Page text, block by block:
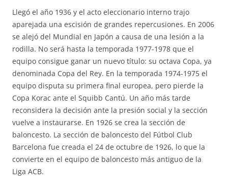
Llegó el año 1936 y el acto eleccionario interno trajo
aparejada una escisión de grandes repercusiones. En 2006
se alejó del Mundial en Japón a causa de una lesión a la
rodilla. No será hasta la temporada 1977-1978 que el
equipo consigue ganar un nuevo título: su octava Copa, ya
denominada Copa del Rey. En la temporada 1974-1975 el
equipo disputa su primera final europea, pero pierde la
Copa Korac ante el Squibb Cantú. Un año más tarde
reconsidera la decisión ante la presión social y la sección
vuelve a instaurarse. En 1926 se crea la sección de
baloncesto. La sección de baloncesto del Fútbol Club
Barcelona fue creada el 24 de octubre de 1926, lo que la
convierte en el equipo de baloncesto más antiguo de la
Liga ACB.